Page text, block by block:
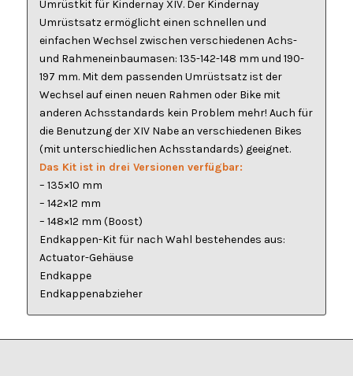
Umrüstkit für Kindernay XIV. Der Kindernay
Umrüstsatz ermöglicht einen schnellen und
einfachen Wechsel zwischen verschiedenen Achs-
und Rahmeneinbaumasen: 135-142-148 mm und 190-
197 mm. Mit dem passenden Umrüstsatz ist der
Wechsel auf einen neuen Rahmen oder Bike mit
anderen Achsstandards kein Problem mehr! Auch für
die Benutzung der XIV Nabe an verschiedenen Bikes
(mit unterschiedlichen Achsstandards) geeignet.
Das Kit ist in drei Versionen verfügbar:
– 135×10 mm
– 142×12 mm
– 148×12 mm (Boost)
Endkappen-Kit für nach Wahl bestehendes aus:
Actuator-Gehäuse
Endkappe
Endkappenabzieher